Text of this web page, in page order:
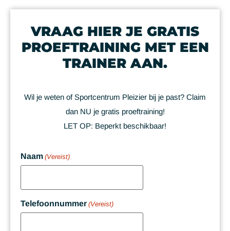
VRAAG HIER JE GRATIS
PROEFTRAINING MET EEN
TRAINER AAN.
Wil je weten of Sportcentrum Pleizier bij je past? Claim
dan NU je gratis proeftraining!
LET OP: Beperkt beschikbaar!
Naam (Vereist)
Telefoonnummer (Vereist)